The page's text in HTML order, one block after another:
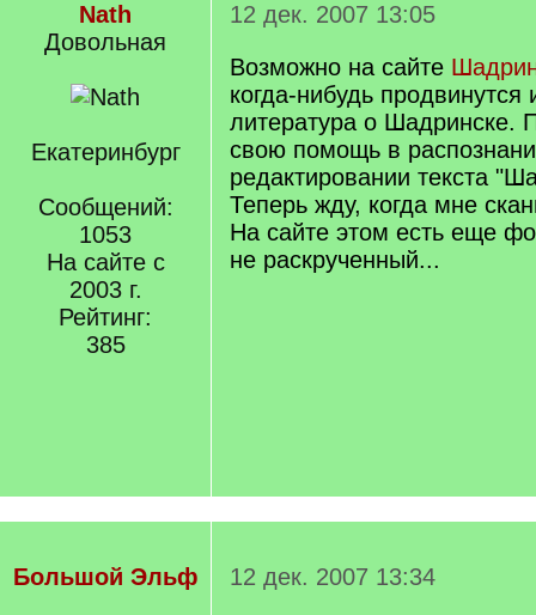
Nath
Довольная
Екатеринбург
Сообщений:
1053
На сайте с
2003 г.
Рейтинг:
385
12 дек. 2007 13:05
Возможно на сайте
когда-нибудь продвинутся
литература о Шадринске.
свою помощь в
редактировании текста
Теперь жду, когда мне
На сайте этом есть еще
не раскрученный...
Большой Эльф
12 дек. 2007 13:34